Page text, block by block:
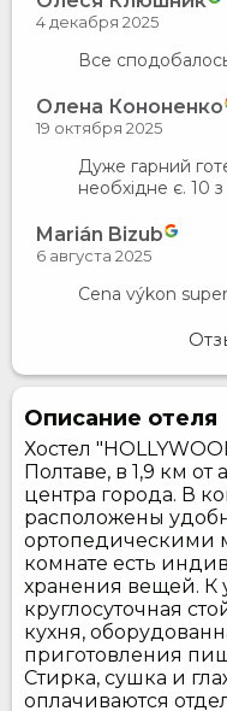
4 декабря 2025
Все
Олена Кононенко
19 октября 2025
Дуже гарний
необхідне є. 10
Marián Bizub
6 августа 2025
Cena výkon super
Описание отеля
Хостел
Полтаве, в 1,9 км от
центра города. В
расположены
ортопедическими
комнате есть
хранения вещей. К
круглосуточная
кухня,
приготовления
Стирка, сушка и
оплачиваются